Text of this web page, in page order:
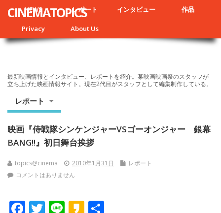
NEWS レポート インタビュー 作品
Privacy About Us
CINEMATOPICS
最新映画情報とインタビュー、レポートを紹介。某映画映画祭のスタッフが
立ち上げた映画情報サイト。現在2代目がスタッフとして編集制作している。
レポート
映画『侍戦隊シンケンジャーVSゴーオンジャー 銀幕
BANG!!』初日舞台挨拶
topics@cinema 2010年1月31日
レポート
コメントはありません
F T Li K